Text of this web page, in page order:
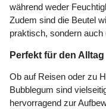
während weder
Zudem sind die Beutel
praktisch, sondern
Perfekt für den Alltag
Ob auf Reisen oder zu
Bubblegum sind
hervorragend zur